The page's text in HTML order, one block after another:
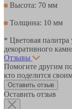
Высота: 70 мм
Толщина: 10 мм
* Цветовая палитра
декоративного
Отзывы
Помогите другим
кто поделится
Оставить отзыв
Оставить отзыв